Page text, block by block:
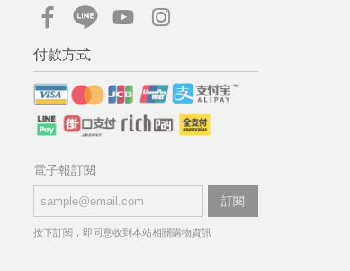
付款方式
電子報訂閱
訂閱
按下訂閱，即同意收到本站相關購物資訊